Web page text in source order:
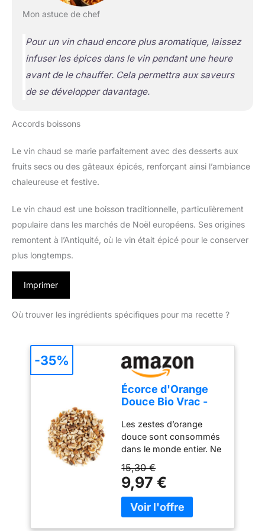
Mon astuce de chef
Pour un vin chaud encore plus aromatique, laissez
infuser les épices dans le vin pendant une heure
avant de le chauffer. Cela permettra aux saveurs
de se développer davantage.
Accords boissons
Le vin chaud se marie parfaitement avec des desserts aux
fruits secs ou des gâteaux épicés, renforçant ainsi l’ambiance
chaleureuse et festive.
Le vin chaud est une boisson traditionnelle, particulièrement
populaire dans les marchés de Noël européens. Ses origines
remontent à l’Antiquité, où le vin était épicé pour le conserver
plus longtemps.
Imprimer
Où trouver les ingrédients spécifiques pour ma recette ?
Écorce d'Orange
Douce Bio Vrac -
Qualité Culinaire
Les zestes d’orange
douce sont consommés
dans le monde entier. Ne
à nouveau d'orange
fraîche, ce produit
dégage un parfum
d'orange. Un arôme
15,30 €
9,97 €
-35%